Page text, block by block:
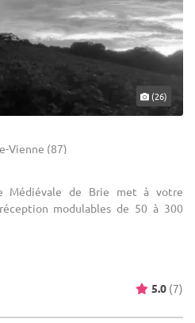
(26)
Vienne (87)
Médiévale de Brie met à votre
modulables de 50 à 300
5.0 (7)